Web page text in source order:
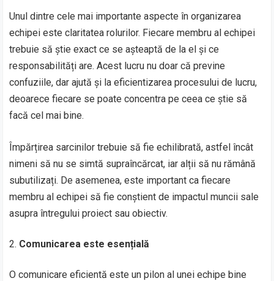
Unul dintre cele mai importante aspecte în organizarea
echipei este claritatea rolurilor. Fiecare membru al echipei
trebuie să știe exact ce se așteaptă de la el și ce
responsabilități are. Acest lucru nu doar că previne
confuziile, dar ajută și la eficientizarea procesului de lucru,
deoarece fiecare se poate concentra pe ceea ce știe să
facă cel mai bine.
Împărțirea sarcinilor trebuie să fie echilibrată, astfel încât
nimeni să nu se simtă supraîncărcat, iar alții să nu rămână
subutilizați. De asemenea, este important ca fiecare
membru al echipei să fie conștient de impactul muncii sale
asupra întregului proiect sau obiectiv.
Comunicarea este esențială
O comunicare eficientă este un pilon al unei echipe bine